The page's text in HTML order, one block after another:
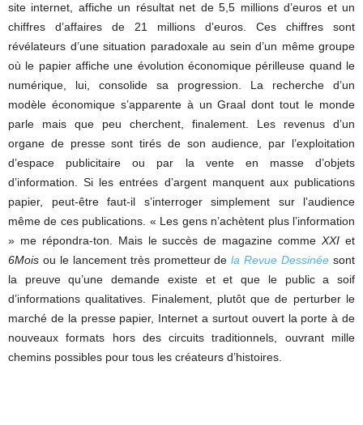
site internet, affiche un résultat net de 5,5 millions d’euros et un
chiffres d’affaires de 21 millions d’euros. Ces chiffres sont
révélateurs d’une situation paradoxale au sein d’un même groupe
où le papier affiche une évolution économique périlleuse quand le
numérique, lui, consolide sa progression. La recherche d’un
modèle économique s’apparente à un Graal dont tout le monde
parle mais que peu cherchent, finalement. Les revenus d’un
organe de presse sont tirés de son audience, par l’exploitation
d’espace publicitaire ou par la vente en masse d’objets
d’information. Si les entrées d’argent manquent aux publications
papier, peut-être faut-il s’interroger simplement sur l’audience
même de ces publications. « Les gens n’achètent plus l’information
» me répondra-ton. Mais le succès de magazine commeXXI et
6Mois ou le lancement très prometteur dela Revue Dessinée sont
la preuve qu’une demande existe et et que le public a soif
d’informations qualitatives. Finalement, plutôt que de perturber le
marché de la presse papier, Internet a surtout ouvert la porte à de
nouveaux formats hors des circuits traditionnels, ouvrant mille
chemins possibles pour tous les créateurs d’histoires.